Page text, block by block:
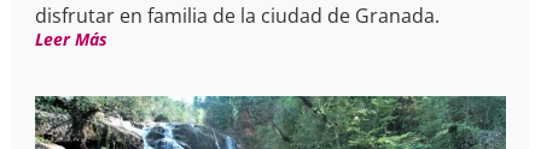
disfrutar en familia de la ciudad de Granada.
Leer Más